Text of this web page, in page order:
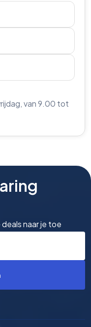
van 9.00 tot
naar je toe